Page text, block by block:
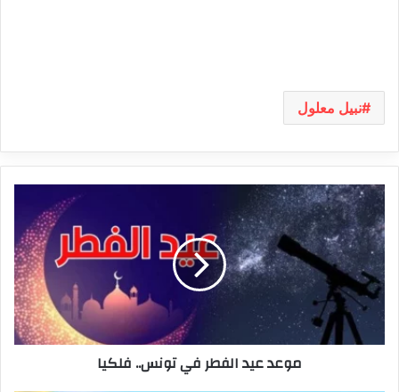
نبيل معلول
موعد
الفطر
في
تونس..
فلكيا
موعد عيد الفطر في تونس.. فلكيا